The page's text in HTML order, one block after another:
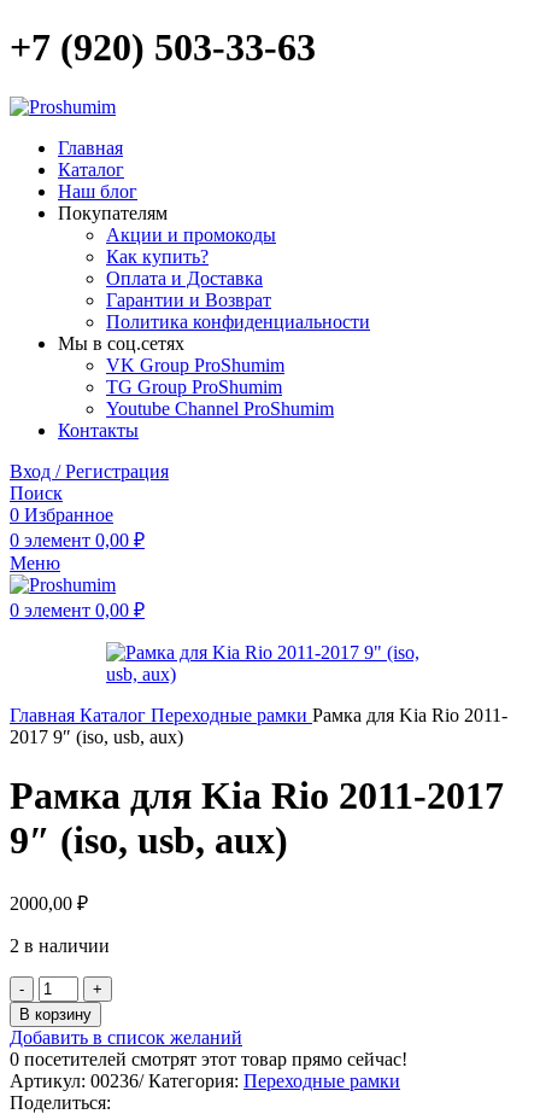
+7 (920) 503-33-63
Главная
Каталог
Наш блог
Покупателям
Акции и промокоды
Как купить?
Оплата и Доставка
Гарантии и Возврат
Политика конфиденциальности
Мы в соц.сетях
VK Group ProShumim
TG Group ProShumim
Youtube Channel ProShumim
Контакты
Вход / Регистрация
Поиск
0 Избранное
0 элемент 0,00 ₽
Меню
0 элемент 0,00 ₽
Главная Каталог Переходные рамки Рамка для Kia Rio 2011-
2017 9″ (iso, usb, aux)
Рамка для Kia Rio 2011-2017
9″ (iso, usb, aux)
2000,00 ₽
2 в наличии
В корзину
Добавить в список желаний
0 посетителей смотрят этот товар прямо сейчас!
Артикул: 00236/Категория: Переходные рамки
Поделиться: